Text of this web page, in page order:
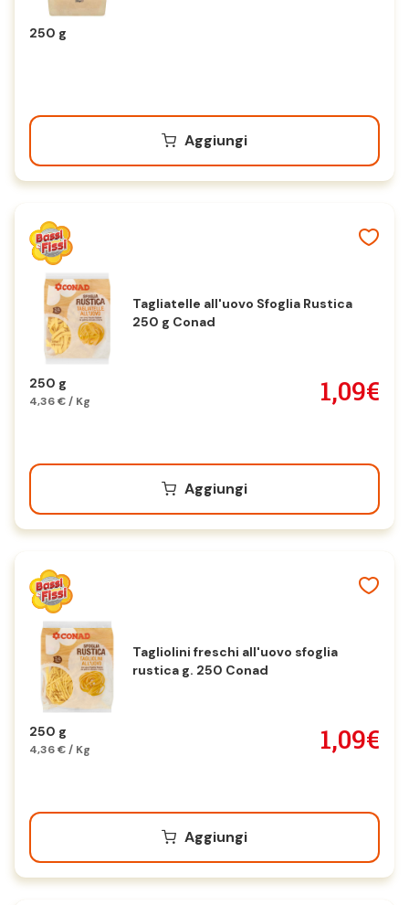
250 g
Aggiungi
Tagliatelle all'uovo Sfoglia Rustica
250 g Conad
250 g
4,36 € / Kg 1,09€
Aggiungi
Tagliolini freschi all'uovo sfoglia
rustica g. 250 Conad
250 g
4,36 € / Kg 1,09€
Aggiungi